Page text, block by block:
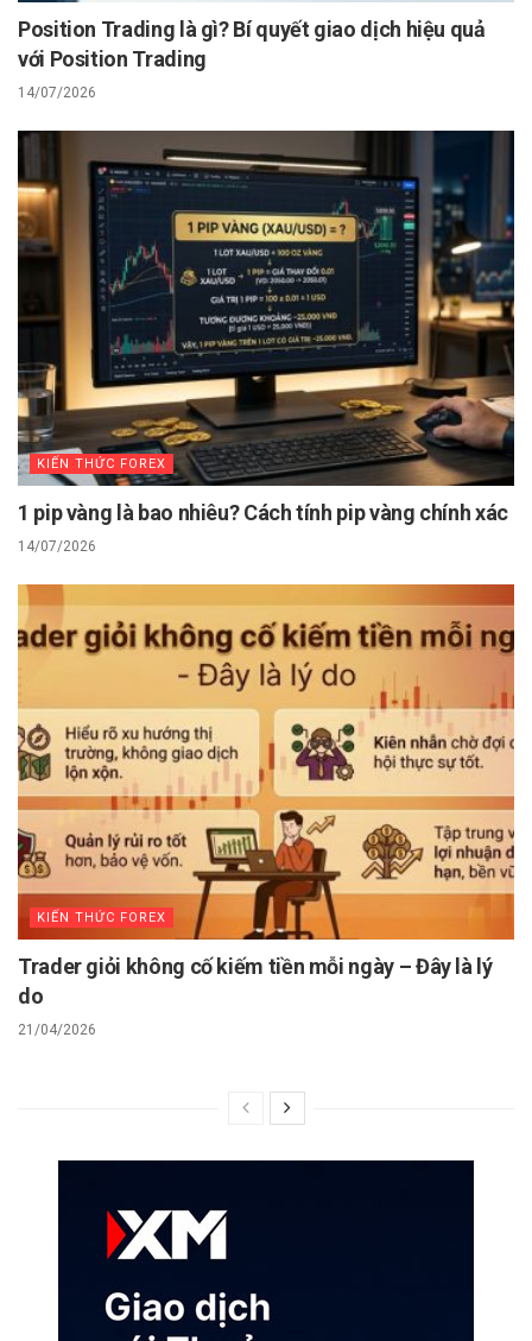
Position Trading là gì? Bí quyết giao dịch hiệu quả
với Position Trading
14/07/2026
KIẾN THỨC FOREX
1 pip vàng là bao nhiêu? Cách tính pip vàng chính xác
14/07/2026
KIẾN THỨC FOREX
Trader giỏi không cố kiếm tiền mỗi ngày – Đây là lý
do
21/04/2026